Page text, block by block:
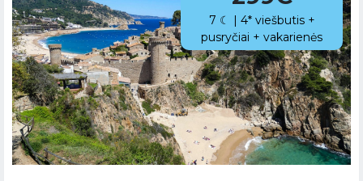
7 ☾ | 4* viešbutis +
pusryčiai + vakarienės